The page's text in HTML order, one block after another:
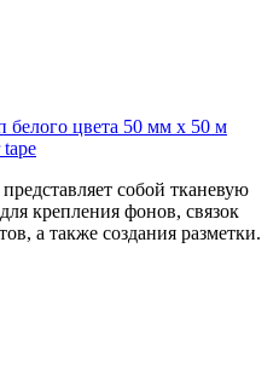
белого цвета 50 мм х 50 м
собой тканевую
крепления фонов, связок
а также создания разметки.